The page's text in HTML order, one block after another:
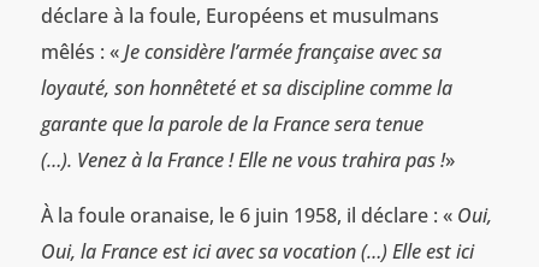
déclare à la foule, Européens et musulmans
mêlés : «Je considère l’armée française avec sa
loyauté, son honnêteté et sa discipline comme la
garante que la parole de la France sera tenue
(…). Venez à la France ! Elle ne vous trahira pas !»
À la foule oranaise, le 6 juin 1958, il déclare : « Oui,
Oui, la France est ici avec sa vocation (…) Elle est ici